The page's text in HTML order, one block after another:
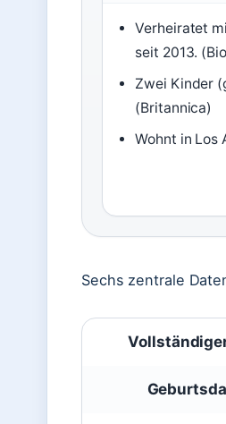
Verheiratet
seit 2013.
Zwei Kinder
(Britannica)
Wohnt in Los
Sechs zentrale